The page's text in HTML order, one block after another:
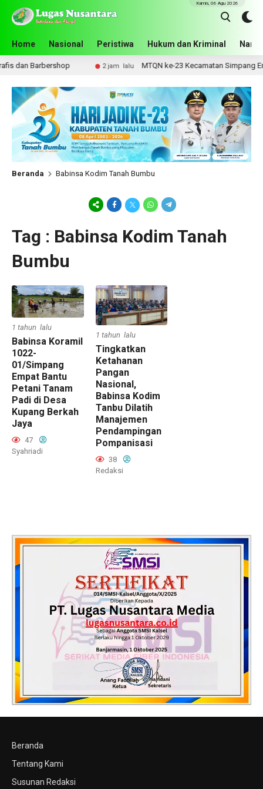
Home Nasional Peristiwa Hukum dan Kriminal
Kamis, 06 Agu 2026
dan Barbershop 2 jam lalu MTQN ke-23 Kecamatan Simpang
Beranda Babinsa Kodim Tanah Bumbu
Tag : Babinsa Kodim Tanah
Bumbu
1 tahun lalu
Babinsa Koramil
1022-
01/Simpang
Empat Bantu
Petani Tanam
Padi di Desa
Kupang Berkah
Jaya
47
Syahriadi
1 tahun lalu
Tingkatkan
Ketahanan
Pangan
Nasional,
Babinsa Kodim
Tanbu Dilatih
Manajemen
Pendampingan
Pompanisasi
38
Redaksi
Beranda
Tentang Kami
Susunan Redaksi